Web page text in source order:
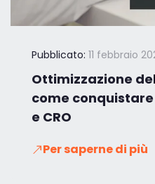
Pubblicato: 11 febbraio
Ottimizzazione
come conquistare
e CRO
Per saperne di più